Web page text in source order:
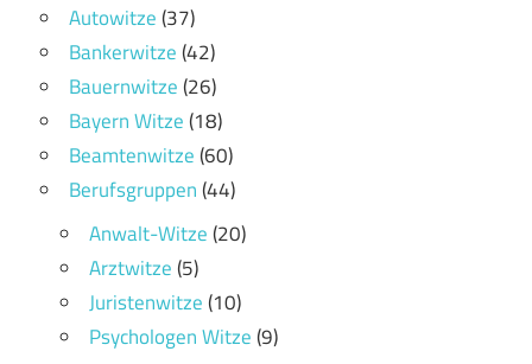
Autowitze(37)
Bankerwitze(42)
Bauernwitze(26)
Bayern Witze(18)
Beamtenwitze(60)
Berufsgruppen(44)
Anwalt-Witze(20)
Arztwitze(5)
Juristenwitze(10)
Psychologen Witze(9)